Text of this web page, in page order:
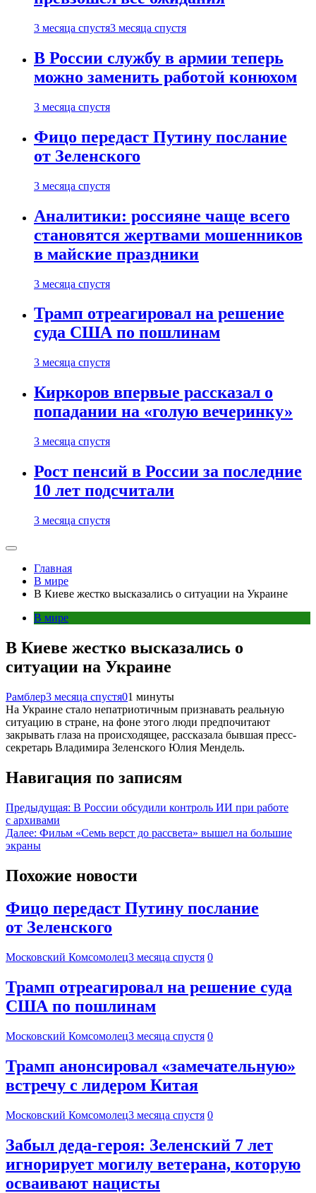
3 месяца спустя3 месяца спустя
В России службу в армии теперь
можно заменить работой конюхом
3 месяца спустя
Фицо передаст Путину послание
от Зеленского
3 месяца спустя
Аналитики: россияне чаще всего
становятся жертвами мошенников
в майские праздники
3 месяца спустя
Трамп отреагировал на решение
суда США по пошлинам
3 месяца спустя
Киркоров впервые рассказал о
попадании на «голую вечеринку»
3 месяца спустя
Рост пенсий в России за последние
10 лет подсчитали
3 месяца спустя
Главная
В мире
В Киеве жестко высказались о ситуации на Украине
В мире
В Киеве жестко высказались о
ситуации на Украине
Рамблер3 месяца спустя01 минуты
На Украине стало непатриотичным признавать реальную
ситуацию в стране, на фоне этого люди предпочитают
закрывать глаза на происходящее, рассказала бывшая пресс-
секретарь Владимира Зеленского Юлия Мендель.
Навигация по записям
Предыдущая: В России обсудили контроль ИИ при работе
с архивами
Далее: Фильм «Семь верст до рассвета» вышел на большие
экраны
Похожие новости
Фицо передаст Путину послание
от Зеленского
Московский Комсомолец3 месяца спустя 0
Трамп отреагировал на решение суда
США по пошлинам
Московский Комсомолец3 месяца спустя 0
Трамп анонсировал «замечательную»
встречу с лидером Китая
Московский Комсомолец3 месяца спустя 0
Забыл деда-героя: Зеленский 7 лет
игнорирует могилу ветерана, которую
осваивают нацисты